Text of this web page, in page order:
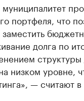
портфеля, что
долга по
структуры
низком уровне,
— считают в